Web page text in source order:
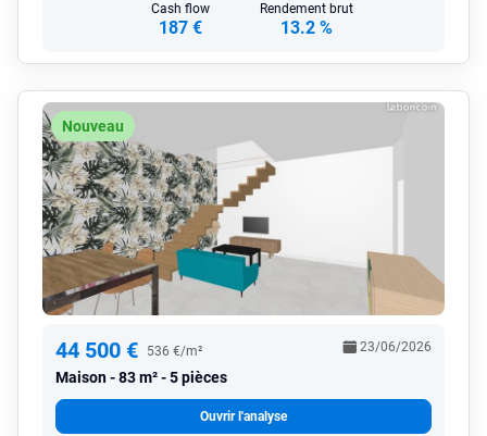
Cash flow
187 €
Rendement brut
13.2 %
Nouveau
44 500 € 536 €/m²
Maison 83 m² - 5 pièces
23/06/2026
Ouvrir l'analyse